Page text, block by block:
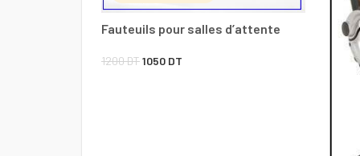
Fauteuils pour salles d’attente
1200DTLe
1050 DT